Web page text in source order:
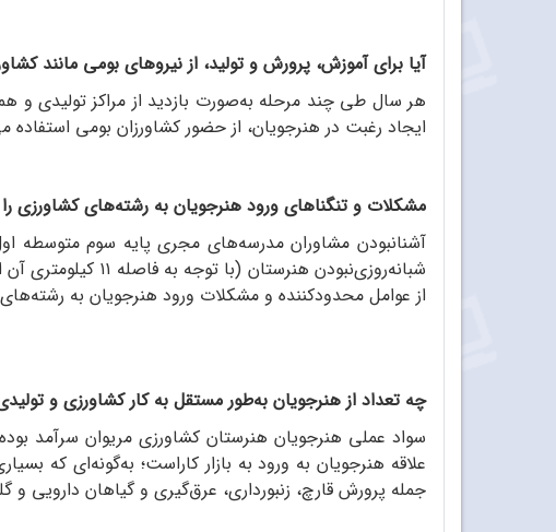
آیا برای آموزش، پرورش و تولید، از نیروهای بومی مانند
هر سال طی چند مرحله به‌صورت بازدید از مراکز تولیدی و
ایجاد رغبت در هنرجویان، از حضور کشاورزان بومی
مشکلات و تنگناهای ورود هنرجویان به رشته‌های کشاورزی
آشنانبودن مشاوران مدرسه‌های مجری پایه سوم متوسطه
از عوامل محدودکننده و مشکلات ورود هنرجویان به
چه تعداد از هنرجویان به‌طور مستقل به کار کشاورزی و
سواد عملی هنرجویان هنرستان کشاورزی مریوان سرآمد
علاقه هنرجویان به ورود به بازار کاراست؛ به‌گونه‌ای که
جمله پرورش قارچ، زنبورداری، عرق‌گیری و گیاهان دارویی و